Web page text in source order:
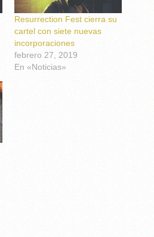
Resurrection Fest cierra su
cartel con siete nuevas
incorporaciones
febrero 27, 2019
En «Noticias»